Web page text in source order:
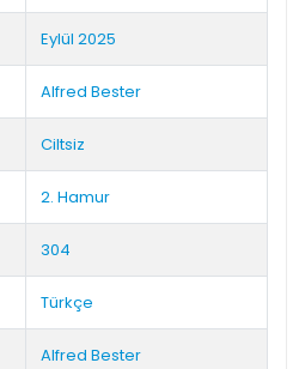
Eylül 2025
Alfred Bester
Ciltsiz
2. Hamur
304
Türkçe
Alfred Bester